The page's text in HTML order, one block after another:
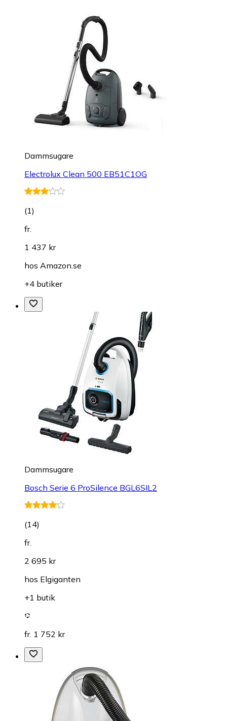
Dammsugare
Electrolux Clean 500 EB51C1OG
(1)
fr.
1 437 kr
hos Amazon.se
+4 butiker
Dammsugare
Bosch Serie 6 ProSilence BGL6SIL2
(14)
fr.
2 695 kr
hos Elgiganten
+1 butik
fr. 1 752 kr